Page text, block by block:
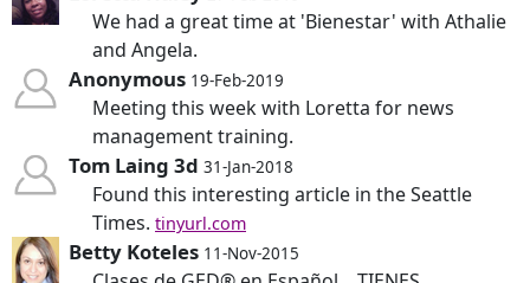
We had a great time at 'Bienestar' with Athalie
and Angela.
Anonymous 19-Feb-2019
Meeting this week with Loretta for news
management training.
Tom Laing 3d 31-Jan-2018
Found this interesting article in the Seattle
Times. tinyurl.com
Betty Koteles 11-Nov-2015